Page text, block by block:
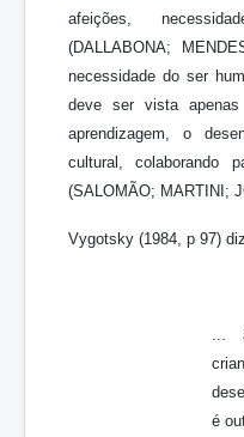
afeições,
(DALLABONA;
necessidade do ser
deve ser vista
aprendizagem, o
cultural, colaborando
(SALOMÃO; MARTINI;
Vygotsky (1984, p 97)
...
é